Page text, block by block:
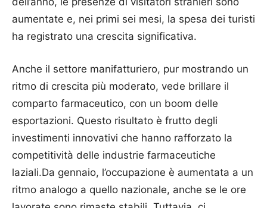
aumentate e, nei primi sei mesi, la spesa dei turisti
ha registrato una crescita significativa.
Anche il settore manifatturiero, pur mostrando un
ritmo di crescita più moderato, vede brillare il
comparto farmaceutico, con un boom delle
esportazioni. Questo risultato è frutto degli
investimenti innovativi che hanno rafforzato la
competitività delle industrie farmaceutiche
laziali.Da gennaio, l’occupazione è aumentata a un
ritmo analogo a quello nazionale, anche se le ore